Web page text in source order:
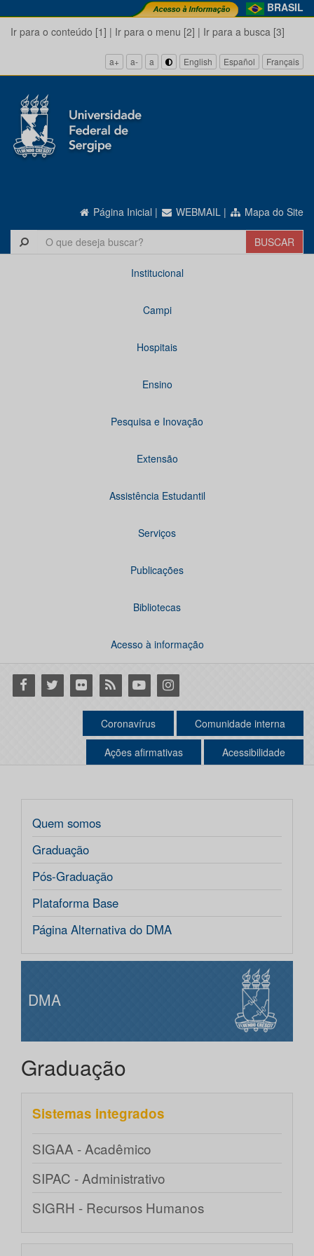
BRASIL
Ir para o conteúdo [1] | Ir para o menu [2] | Ir para a busca [3]
a+ a- a English Español Français
Página Inicial | WEBMAIL | Mapa do Site
Institucional
Campi
Hospitais
Ensino
Pesquisa e Inovação
Extensão
Assistência Estudantil
Serviços
Publicações
Bibliotecas
Acesso à informação
Facebook
Twitter Flickr RSS YoutubeInstagram
Coronavírus Comunidade interna
Ações afirmativas Acessibilidade
Quem somos
Graduação
Pós-Graduação
Plataforma Base
Página Alternativa do DMA
DMA
Graduação
Sistemas integrados
SIGAA - Acadêmico
SIPAC - Administrativo
SIGRH - Recursos Humanos